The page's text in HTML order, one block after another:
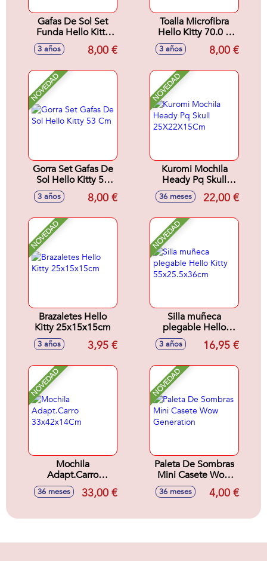
Gafas De Sol Set
Funda Hello Kitty
16.5 X 17.0 X 1.5
3 años 8,00 €
Toalla Microfibra
Hello Kitty 70.0 X
140.0 X 1.0 Cm
3 años 8,00 €
NOVEDAD
Gorra Set Gafas De
Sol Hello Kitty 53
3 años 8,00 €
NOVEDAD
Kuromi Mochila
Heady Pq Skull
25X22X15Cm
36 meses 22,00 €
NOVEDAD
Brazaletes Hello
Kitty 25x15x15cm
3 años 3,95 €
NOVEDAD
Silla muñeca
plegable Hello
Kitty
55x25.5x36cm
3 años 16,95 €
NOVEDAD
Mochila
Adapt.Carro
33x42x14Cm
36 meses 33,00 €
NOVEDAD
Paleta De Sombras
Mini Casete Wow
Generation
36 meses 4,00 €